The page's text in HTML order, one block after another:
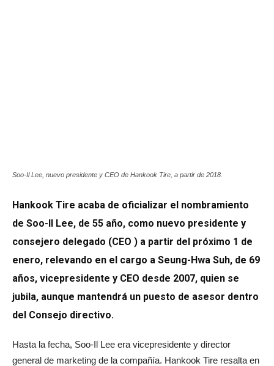
Soo-Il Lee, nuevo presidente y CEO de Hankook Tire, a partir de 2018.
Hankook Tire acaba de oficializar el nombramiento
de Soo-Il Lee, de 55 año, como nuevo presidente y
consejero delegado (CEO ) a partir del próximo 1 de
enero, relevando en el cargo a Seung-Hwa Suh, de 69
años, vicepresidente y CEO desde 2007, quien se
jubila, aunque mantendrá un puesto de asesor dentro
del Consejo directivo.
Hasta la fecha, Soo-Il Lee era vicepresidente y director
general de marketing de la compañía. Hankook Tire resalta en